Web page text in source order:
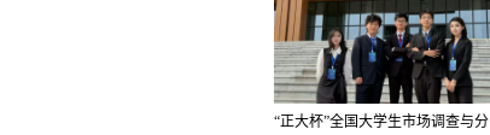
“正大杯”全国大学生市场调查与分